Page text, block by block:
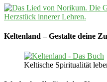
Keltenland – Gestalte deine
Keltische Spiritualität